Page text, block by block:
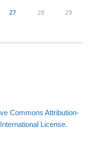
27 28 29
Commons Attribution-
License.